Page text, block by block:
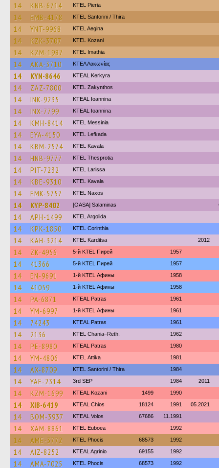
14 KNB-6714 KTEL Pieria
14 EMB-4178 KTEL Santorini / Thira
14 YNT-9968 KTEL Aegina
14 KZK-3707 ΚΤΕL Kozani
14 KZM-1987 KTEL Imathia
14 AKA-3710 ΚΤΕΛ Λακωνίας
14 KYN-8646 KTEAL Kerkyra
14 ZAZ-7800 KTEL Zakynthos
14 INK-9235 KTEAL Ioannina
14 INX-7799 KTEAL Ioannina
14 KMH-8414 KTEL Messinia
14 EYA-4150 KTEL Lefkada
14 KBM-2574 KTEL Kavala
14 HNB-9777 KTEL Thesprotia
14 PIT-7232 KTEL Larissa
14 KBE-9310 KTEL Kavala
14 EMK-5757 KTEL Naxos
14 KYP-8402 [OASA] Salaminas
14 APH-1499 KTEL Argolida
14 KPK-1850 KTEL Corinthia
14 KAH-3214 ΚΤΕL Karditsa 2012
14 ZK-4956 5-й KTEL Пирей 1957
14 41366 5-й KTEL Пирей 1957
14 EN-9691 1-й KTEL Афины 1958
14 41059 1-й KTEL Афины 1958
14 PA-6871 KTEAL Patras 1961
14 YM-6997 1-й KTEL Афины 1961
14 74243 KTEAL Patras 1961
14 2136 KTEL Chania–Reth. 1962
14 PE-8980 KTEAL Patras 1980
14 YM-4806 KΤΕL Αttika 1981
14 AX-8709 KTEL Santorini / Thira 1984
14 YAE-2314 3rd SEP 1984 2011
14 KZM-1699 KTEAL Kozani 1499 1990
14 XIB-6419 KTEAL Chios 18124 1991 05.2021
14 BOM-3937 KTEAL Volos 67686 11.1991
14 XAM-8861 ΚΤΕL Euboea 1992
14 AME-3772 ΚΤΕL Phocis 68573 1992
14 AIZ-8252 KTEAL Agrinio 69155 1992
14 AMA-7025 ΚΤΕL Phocis 68573 1992